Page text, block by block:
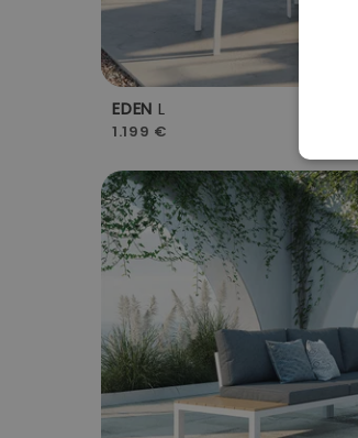
EDEN L
1.199 €